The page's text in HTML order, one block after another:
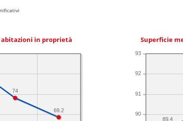
abitazioni in proprietà
69.2
74
Superficie
90
91
92
93
89.4